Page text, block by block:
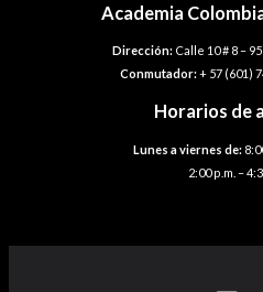
Academia
Dirección:Calle 10 # 8 –
Conmutador:+ 57 (601)
Horarios de
Lunes a viernes de:
2:00 p.m. –